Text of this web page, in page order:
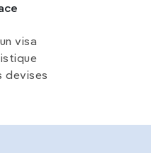
visa
devises